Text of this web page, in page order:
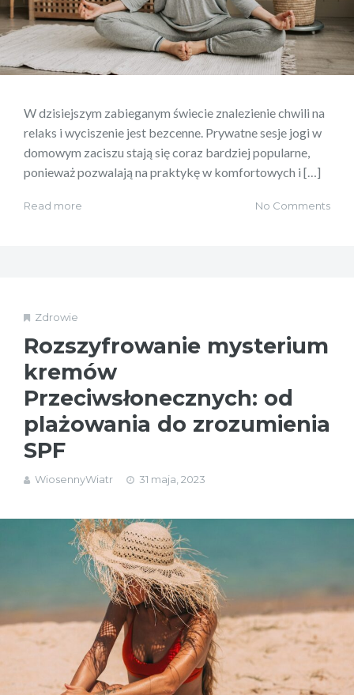
W dzisiejszym zabieganym świecie znalezienie chwili na
relaks i wyciszenie jest bezcenne. Prywatne sesje jogi w
domowym zaciszu stają się coraz bardziej popularne,
ponieważ pozwalają na praktykę w komfortowych i […]
Read more No Comments
Zdrowie
Rozszyfrowanie mysterium
kremów
Przeciwsłonecznych: od
plażowania do zrozumienia
SPF
WiosennyWiatr 31 maja, 2023